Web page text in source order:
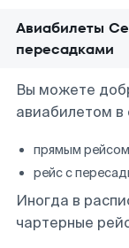
Авиабилеты
пересадками
Вы можете
авиабилетом в
прямым рейсом
рейс с
Иногда в
чартерные